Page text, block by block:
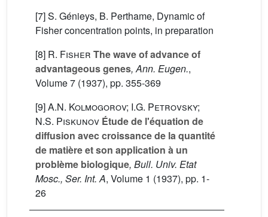
[7] S. Génieys, B. Perthame, Dynamic of
Fisher concentration points, in preparation
[8] R. Fisher The wave of advance of
advantageous genes, Ann. Eugen.,
Volume 7 (1937), pp. 355-369
[9]A.N. Kolmogorov; I.G. Petrovsky;
N.S. Piskunov Étude de l'équation de
diffusion avec croissance de la quantité
de matière et son application à un
problème biologique, Bull. Univ. Etat
Mosc., Ser. Int. A, Volume 1 (1937), pp. 1-
26